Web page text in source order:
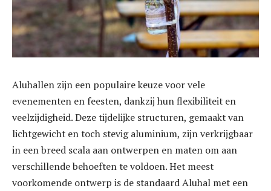
Aluhallen zijn een populaire keuze voor vele
evenementen en feesten, dankzij hun flexibiliteit en
veelzijdigheid. Deze tijdelijke structuren, gemaakt van
lichtgewicht en toch stevig aluminium, zijn verkrijgbaar
in een breed scala aan ontwerpen en maten om aan
verschillende behoeften te voldoen. Het meest
voorkomende ontwerp is de standaard Aluhal met een